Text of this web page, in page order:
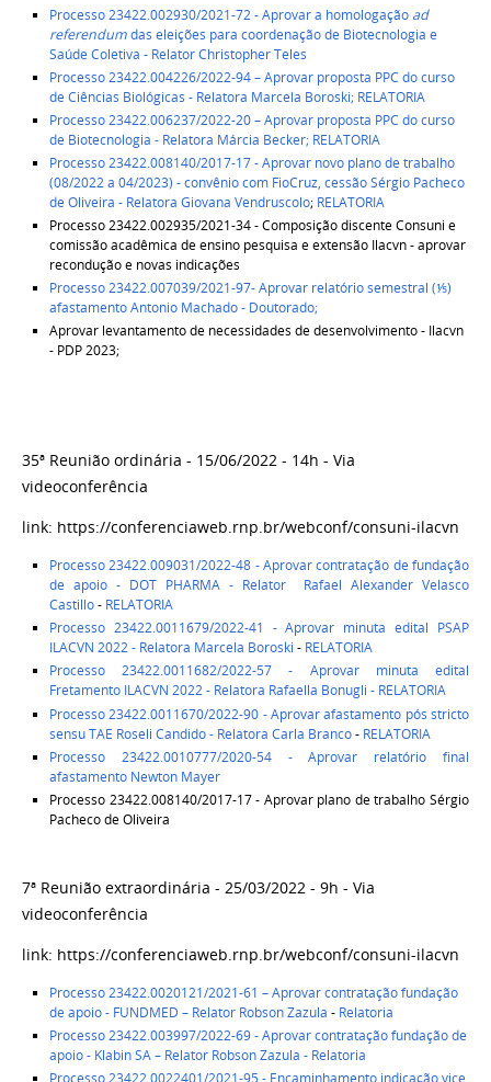
Processo 23422.002930/2021-72 - Aprovar a homologação ad
referendumdas eleições para coordenação de Biotecnologia e
Saúde Coletiva - Relator Christopher Teles
Processo 23422.004226/2022-94 – Aprovar proposta PPC do curso
de Ciências Biológicas - Relatora Marcela Boroski; RELATORIA
Processo 23422.006237/2022-20 – Aprovar proposta PPC do curso
de Biotecnologia - Relatora Márcia Becker;RELATORIA
Processo 23422.008140/2017-17 - Aprovar novo plano de trabalho
(08/2022 a 04/2023) - convênio com FioCruz, cessão Sérgio Pacheco
de Oliveira - Relatora Giovana Vendruscolo; RELATORIA
Processo 23422.002935/2021-34 - Composição discente Consuni e
comissão acadêmica de ensino pesquisa e extensão Ilacvn - aprovar
recondução e novas indicações
Processo 23422.007039/2021-97- Aprovar relatório semestral (⅕)
afastamento Antonio Machado - Doutorado;
Aprovar levantamento de necessidades de desenvolvimento - Ilacvn
- PDP 2023;
35ª Reunião ordinária - 15/06/2022 - 14h - Via
videoconferência
link: https://conferenciaweb.rnp.br/webconf/consuni-ilacvn
Processo 23422.009031/2022-48 - Aprovar contratação de fundação
de apoio - DOT PHARMA - Relator Rafael Alexander Velasco
Castillo-RELATORIA
Processo 23422.0011679/2022-41 - Aprovar minuta edital PSAP
ILACVN 2022 - Relatora Marcela Boroski - RELATORIA
Processo 23422.0011682/2022-57 - Aprovar minuta edital
Fretamento ILACVN 2022 - Relatora Rafaella Bonugli - RELATORIA
Processo 23422.0011670/2022-90 - Aprovar afastamento pós stricto
sensu TAE Roseli Candido - Relatora Carla Branco-RELATORIA
Processo 23422.0010777/2020-54 - Aprovar relatório final
afastamento Newton Mayer
Processo 23422.008140/2017-17 - Aprovar plano de trabalho Sérgio
Pacheco de Oliveira
7ª Reunião extraordinária - 25/03/2022 - 9h - Via
videoconferência
link: https://conferenciaweb.rnp.br/webconf/consuni-ilacvn
Processo 23422.0020121/2021-61 – Aprovar contratação fundação
de apoio - FUNDMED – Relator Robson Zazula - Relatoria
Processo 23422.003997/2022-69 - Aprovar contratação fundação de
apoio - Klabin SA – Relator Robson Zazula - Relatoria